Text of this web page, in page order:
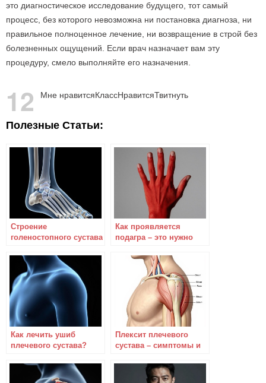
это диагностическое исследование будущего, тот самый
процесс, без которого невозможна ни постановка диагноза, ни
правильное полноценное лечение, ни возвращение в строй без
болезненных ощущений. Если врач назначает вам эту
процедуру, смело выполняйте его назначения.
12 Мне нравитсяКлассНравитсяТвитнуть
Полезные Статьи:
Строение
голеностопного сустава
знать?
Как проявляется
подагра – это нужно
Как лечить ушиб
плечевого сустава?
Плексит плечевого
сустава – симптомы и
средствами